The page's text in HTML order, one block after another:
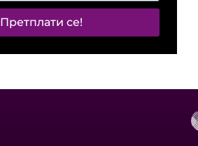
Претплати се!